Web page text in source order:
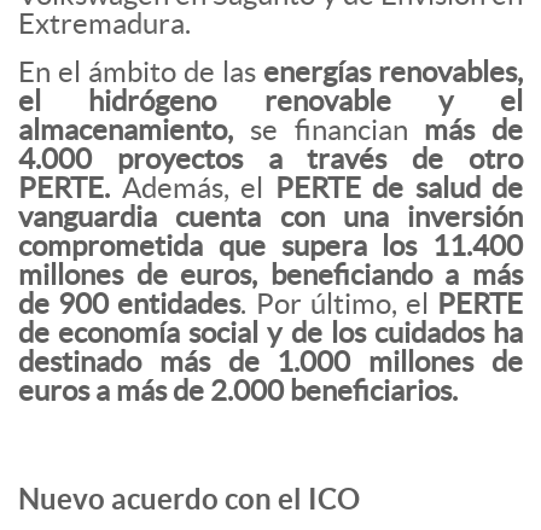
Extremadura.
En el ámbito de las energías renovables,
el hidrógeno renovable y el
almacenamiento, se financian más de
4.000 proyectos a través de otro
PERTE. Además, el
PERTE de salud de
vanguardia cuenta con una inversión
comprometida que supera los 11.400
millones de euros, beneficiando a más
de 900 entidades. Por último, el
PERTE
de economía social y de los cuidados ha
destinado más de 1.000 millones de
euros a más de 2.000 beneficiarios.
Nuevo acuerdo con el ICO